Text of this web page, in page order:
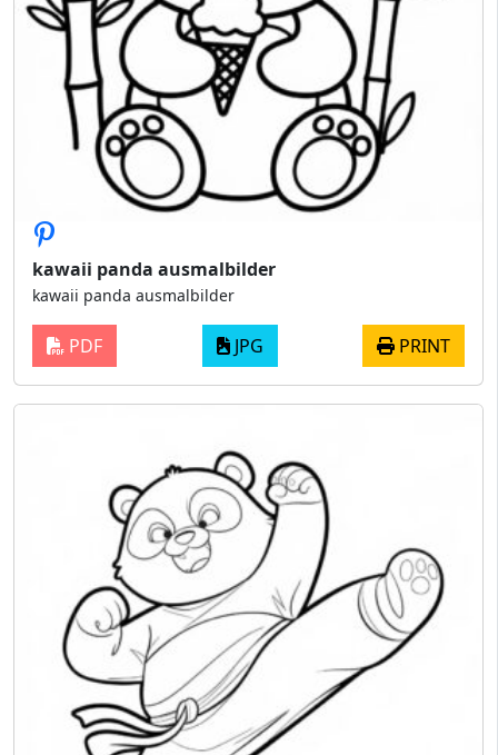
kawaii panda ausmalbilder
kawaii panda ausmalbilder
PDF JPG PRINT